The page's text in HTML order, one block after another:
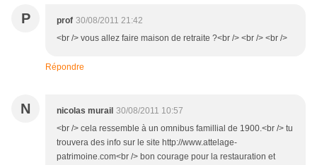
P prof 30/08/2011 21:42
<br /> vous allez faire maison de retraite ?<br /> <br /> <br />
Répondre
N nicolas murail 30/08/2011 10:57
<br /> cela ressemble à un omnibus famillial de 1900.<br /> tu
trouvera des info sur le site http://www.attelage-
patrimoine.com<br /> bon courage pour la restauration et